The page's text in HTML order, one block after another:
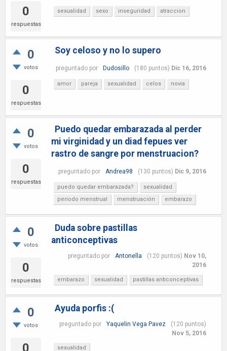
0
respuestas
sexualidad sexo inseguridad atraccion
0
votos
0
respuestas
Soy celoso y no lo supero
preguntado por Dudosillo (180 puntos) Dic 16, 2016
amor pareja sexualidad celos novia
0
votos
0
respuestas
Puedo quedar embarazada al perder
mi virginidad y un diad fepues ver
rastro de sangre por menstruacion?
preguntado por Andrea98 (130 puntos) Dic 9, 2016
puedo quedar embarazada?
sexualidad
periodo menstrual
menstruación embarazo
0
votos
0
respuestas
Duda sobre pastillas
anticonceptivas
preguntado por Antonella (120 puntos) Nov 10,
2016
embarazo sexualidad pastillas anticonceptivas
0
votos
0
Ayuda porfis :(
preguntado por Yaquelin Vega Pavez (120 puntos)
Nov 5, 2016
sexualidad